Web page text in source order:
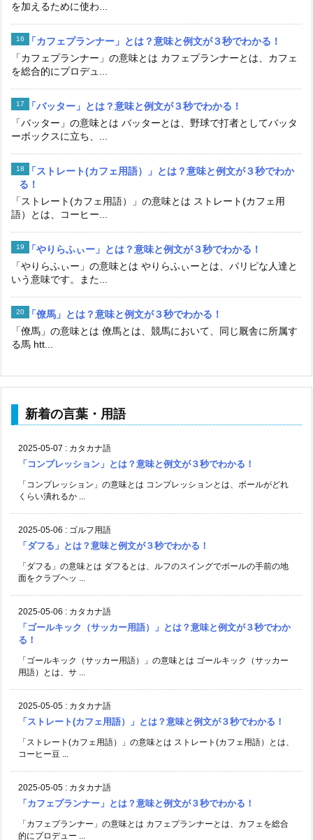
を加えるために使わ...
「カフェプランナー」とは？意味と例文が３秒でわかる！
「カフェプランナー」の意味とは カフェプランナーとは、カフェ
を総合的にプロデュ...
「バッター」とは？意味と例文が３秒でわかる！
「バッター」の意味とは バッターとは、野球で打者としてバッタ
ーボックスに立ち、...
「ストレート(カフェ用語）」とは？意味と例文が３秒でわか
る！
「ストレート(カフェ用語）」の意味とは ストレート(カフェ用
語）とは、コーヒー...
「やりらふぃー」とは？意味と例文が３秒でわかる！
「やりらふぃー」の意味とは やりらふぃーとは、パリピな人達と
いう意味です。また...
「僚馬」とは？意味と例文が３秒でわかる！
「僚馬」の意味とは 僚馬とは、競馬において、同じ厩舎に所属す
る馬 htt...
新着の言葉・用語
2025-05-07 : カタカナ語
「コンプレッション」とは？意味と例文が３秒でわかる！
「コンプレッション」の意味とは コンプレッションとは、ボールがどれ
くらい潰れるか ...
2025-05-06 : ゴルフ用語
「ダフる」とは？意味と例文が３秒でわかる！
「ダフる」の意味とは ダフるとは、ルフのスイングでボールの手前の地
面をクラブヘッ ...
2025-05-06 : カタカナ語
「ゴールキック（サッカー用語）」とは？意味と例文が３秒でわか
る！
「ゴールキック（サッカー用語）」の意味とは ゴールキック（サッカー
用語）とは、サ ...
2025-05-05 : カタカナ語
「ストレート(カフェ用語）」とは？意味と例文が３秒でわかる！
「ストレート(カフェ用語）」の意味とは ストレート(カフェ用語）とは、
コーヒー豆 ...
2025-05-05 : カタカナ語
「カフェプランナー」とは？意味と例文が３秒でわかる！
「カフェプランナー」の意味とは カフェプランナーとは、カフェを総合
的にプロデュー ...